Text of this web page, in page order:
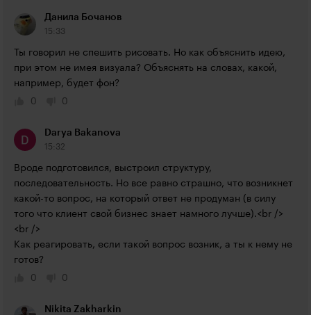
Данила Бочанов
15:33
Ты говорил не спешить рисовать. Но как объяснить идею,
при этом не имея визуала? Объяснять на словах, какой,
например, будет фон?
0
0
Darya Bakanova
15:32
Вроде подготовился, выстроил структуру,
последовательность. Но все равно страшно, что возникнет
какой-то вопрос, на который ответ не продуман (в силу
того что клиент свой бизнес знает намного лучше).<br />
<br />
Как реагировать, если такой вопрос возник, а ты к нему не
готов?
0
0
Nikita Zakharkin